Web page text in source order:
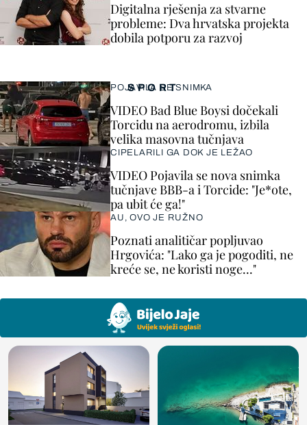
SPORT
POJAVILA SE SNIMKA
VIDEO Bad Blue Boysi dočekali
Torcidu na aerodromu, izbila
velika masovna tučnjava
CIPELARILI GA DOK JE LEŽAO
VIDEO Pojavila se nova snimka
tučnjave BBB-a i Torcide: "Je*ote,
pa ubit će ga!"
AU, OVO JE RUŽNO
Poznati analitičar popljuvao
Hrgovića: "Lako ga je pogoditi, ne
kreće se, ne koristi noge..."
Digitalna rješenja za stvarne
probleme: Dva hrvatska projekta
dobila potporu za razvoj